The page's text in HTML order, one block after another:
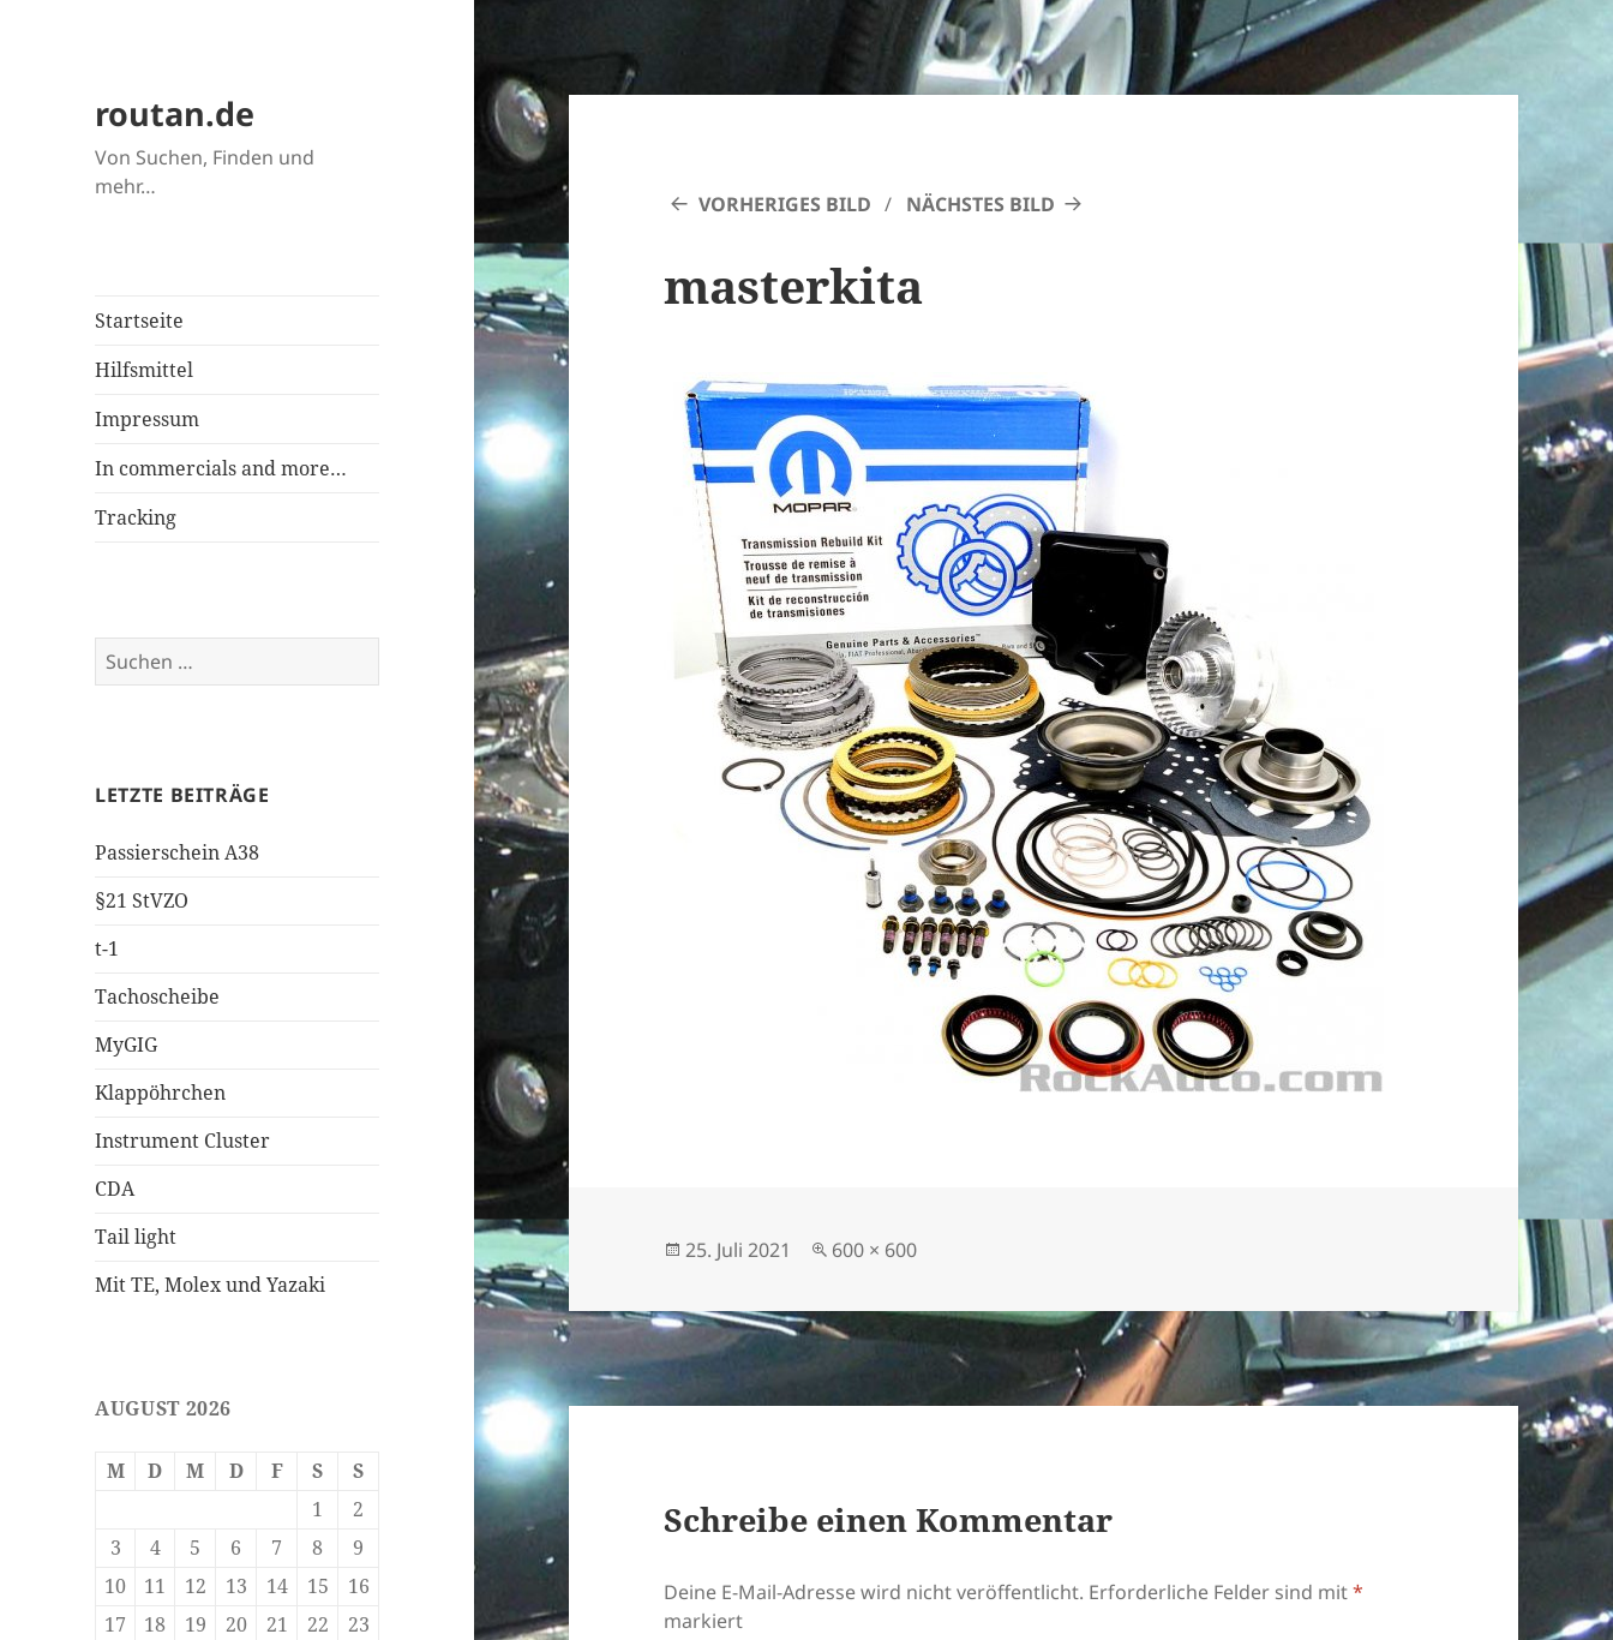
routan.de
Von Suchen, Finden und
mehr…
Startseite
Hilfsmittel
Impressum
In commercials and more…
Tracking
Suchen
nach:
LETZTE BEITRÄGE
Passierschein A38
§21 StVZO
t-1
Tachoscheibe
MyGIG
Klappöhrchen
Instrument Cluster
CDA
Tail light
Mit TE, Molex und Yazaki
AUGUST 2026
M D M D F S
S
1
2
3
4 5 6 7 8
9
10
11 12 13 14 15
16
17
18 19 20 21 22
23
VORHERIGES BILD NÄCHSTES BILD
masterkita
Veröffentlicht
25. Juli 2021 Originalgröße
600 × 600
Schreibe einen Kommentar
Deine E-Mail-Adresse wird nicht veröffentlicht. Erforderliche Felder sind mit*
markiert